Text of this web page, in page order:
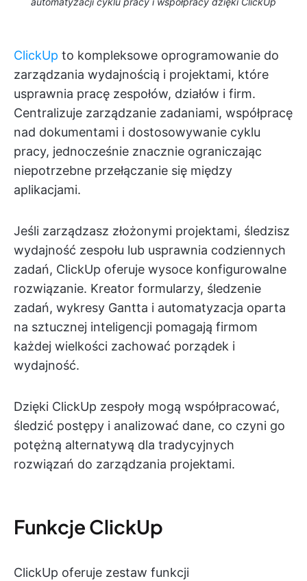
ClickUp to kompleksowe oprogramowanie do
zarządzania wydajnością i projektami, które
usprawnia pracę zespołów, działów i firm.
Centralizuje zarządzanie zadaniami, współpracę
nad dokumentami i dostosowywanie cyklu
pracy, jednocześnie znacznie ograniczając
niepotrzebne przełączanie się między
aplikacjami.
Jeśli zarządzasz złożonymi projektami, śledzisz
wydajność zespołu lub usprawnia codziennych
zadań, ClickUp oferuje wysoce konfigurowalne
rozwiązanie. Kreator formularzy, śledzenie
zadań, wykresy Gantta i automatyzacja oparta
na sztucznej inteligencji pomagają firmom
każdej wielkości zachować porządek i
wydajność.
Dzięki ClickUp zespoły mogą współpracować,
śledzić postępy i analizować dane, co czyni go
potężną alternatywą dla tradycyjnych
rozwiązań do zarządzania projektami.
Funkcje ClickUp
ClickUp oferuje zestaw funkcji